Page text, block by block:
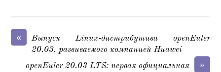
«
Выпуск Linux-дистрибутива openEuler
20.03, развиваемого компанией Huawei
»
openEuler 20.03 LTS: первая официальная